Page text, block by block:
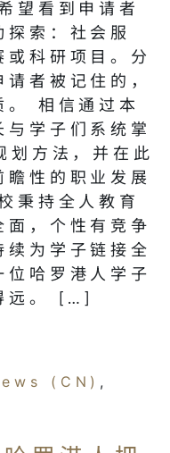
望看到申请者
探索：社会服
科研项目。分
者被记住的，
。 相信通过本
学子们系统掌
划方法，并在此
性的职业发展
秉持全人教育
面，个性有竞争
续为学子链接全
位哈罗港人学子
远。 […]
(CN) ,